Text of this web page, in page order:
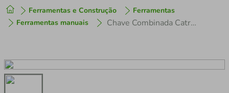
Ferramentas e Construção
Ferramentas
Ferramentas manuais
Chave Combinada Catraca Articulada 17 mm Corneta
1º tenis
3º